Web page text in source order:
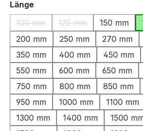
Längeauswählen
100 mm
(Diese Option ist zurzeit nicht
125 mm
(Diese Option ist
150 mm
200 mm
250 mm 270 mm
350 mm
400 mm 450 mm
550 mm
600 mm 650 mm
750 mm
800 mm 850 mm
950 mm
1000 mm 1100 mm
1300 mm
1400 mm 1500